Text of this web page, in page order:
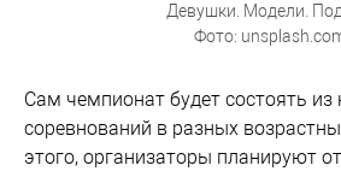
Девушки. Модели.
Фото:
Сам чемпионат будет состоять из
соревнований в разных
этого, организаторы планируют